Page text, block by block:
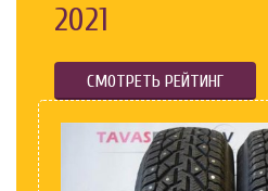
2021
СМОТРЕТЬ РЕЙТИНГ